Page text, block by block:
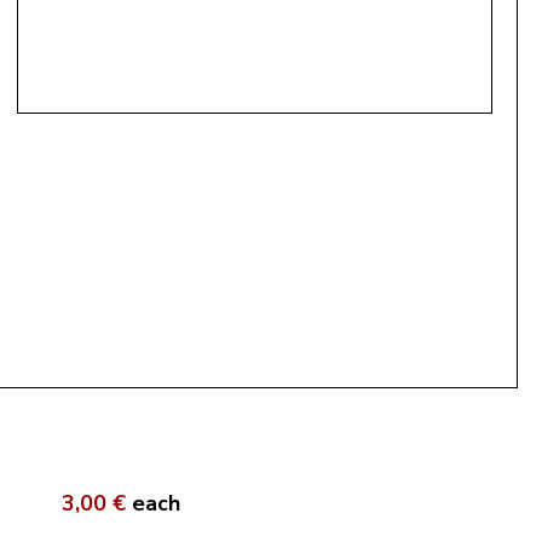
3,00 € each